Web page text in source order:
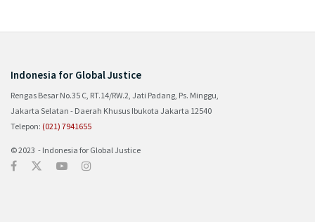
Indonesia for Global Justice
Rengas Besar No.35 C, RT.14/RW.2, Jati Padang, Ps. Minggu,
Jakarta Selatan - Daerah Khusus Ibukota Jakarta 12540
Telepon: (021) 7941655
© 2023 - Indonesia for Global Justice